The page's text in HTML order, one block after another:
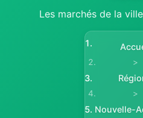
Les marchés de la
>
>
Nouvelle-